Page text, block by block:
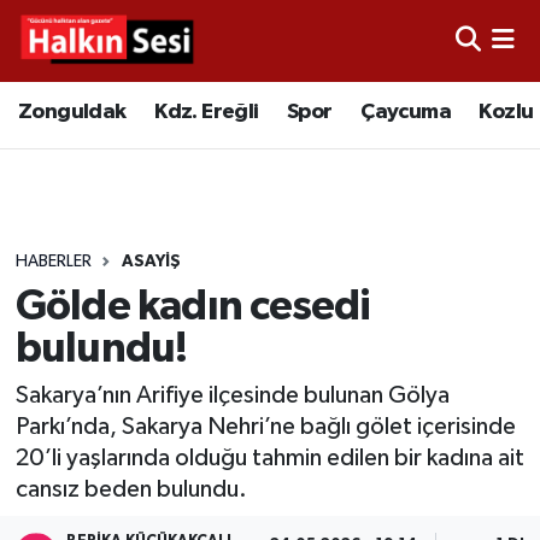
Zonguldak Kdz. Ereğli Spor Çaycuma Kozlu
HABERLER ASAYIŞ
Gölde kadın cesedi
bulundu!
Sakarya’nın Arifiye ilçesinde bulunan Gölya
Parkı’nda, Sakarya Nehri’ne bağlı gölet içerisinde
20’li yaşlarında olduğu tahmin edilen bir kadına ait
cansız beden bulundu.
Video
Çaycuma
Alaplı
Asayiş
Bartın
Merkez Hava Durumu
Süper Lig Puan Durumu ve Fikstür
Tüm Manşetler
Son Dakika Haberleri
Haber Arşivi